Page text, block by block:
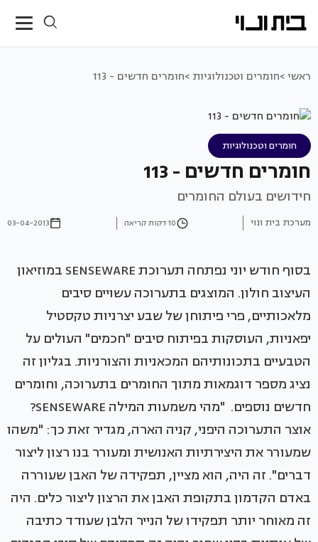
ראשי >חומרים וטכנולוגיות >חומרים חדשים - 113
חומרים וטכנולוגיות
חומרים חדשים - 113
חידושים בעולם החומרים
מערכת בית ונוי 10 דקות קריאה 03-04-2013
בסוף חודש יוני נפתחה תערוכת SENSEWARE במוזיאון
העיצוב חולון. המוצגים בתערוכה עשויים סיבים
מלאכותיים, פרי פיתוחן של שבע יצרניות טקסטיל
יפאניות, העוסקות בפיתוח סיבים "חכמים" העולים על
הטבעיים בתכונותיהם המכאניות והצורניות. בגליון זה
נציג מספר דוגמאות מתוך החומרים בתערוכה, וחומרים
חדשים נוספים. "מהי משמעות המילה SENSEWARE?
אוצר התערוכה היפני, קניה הארה, מגדיר זאת כך: "משהו
שמעורר את היצירתיות האנושית ומעורר בנו רצון ליצור
דברים". זה היה, הוא מציין, תפקידה של האבן שעוררה
באדם הקדמון בתקופת האבן את הרצון ליצור כלים. היה
זה מאוחר יותר תפקידו של הנייר הלבן שעודד כתיבה